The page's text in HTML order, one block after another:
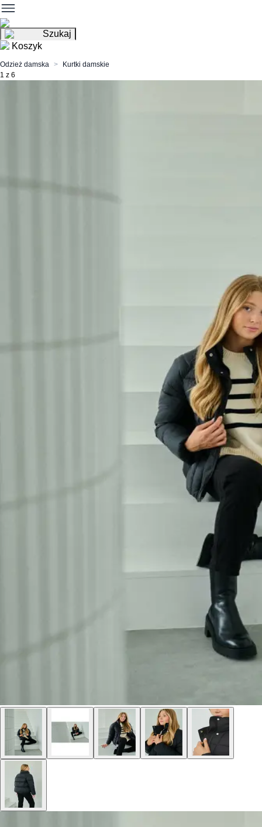
Szukaj
Koszyk
Odzież damska
Kurtki damskie
1 z 6